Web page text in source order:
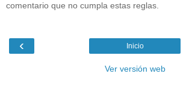
comentario que no cumpla estas reglas.
‹ Inicio
Ver versión web